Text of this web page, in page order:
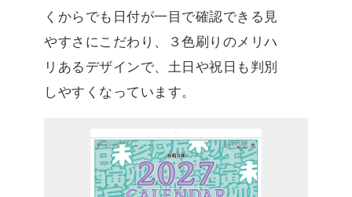
くからでも日付が一目で確認できる見
やすさにこだわり、３色刷りのメリハ
リあるデザインで、土日や祝日も判別
しやすくなっています。